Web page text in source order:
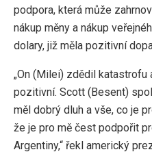
podpora, která může
nákup měny a nákup
dolary, již měla pozitivní
„On (Milei) zdědil katastrofu
pozitivní. Scott (Besent)
měl dobrý dluh a vše, co je
že je pro mě čest podpořit
Argentiny,“ řekl americký